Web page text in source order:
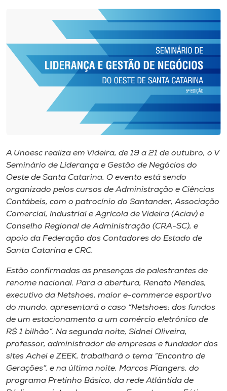
Biblioteca
Museu
Unoesc
Store
Selecione
A Unoesc realiza em Videira​,​ de 19 a 21 de outubro​,​ o V
Seminário de Liderança e Gestão de ​Negócios do
Oeste de Santa Catarina. O evento est​á​ sendo
organizado pelos cursos de Administração e Ciências
Contábeis​,​ com o patrocínio do Santander, Associação
Comercial, Industrial e Agrícola de Videira (Aciav) e
Conselho Regional de Administração (CRA-SC), e
apoio da Federação dos ​C​ontadores do ​E​stado de
Santa Catarina e CRC.
Estão confirmadas as presenças de palestrantes de
renome nacional. Para a abertura, Renato Mendes​,​
executivo da Netshoes, maior e-commerce esportivo
do mundo​,​ apresentará o ​caso “Netshoes: dos fundos
de um estacionamento a um comércio eletrônico de
R$ 1 bilhão”. Na segunda noite​,​ Sidnei Oliveira,
professor, administrador de empresas e fundador dos
sites Achei e ZEEK, trabalhar​á​ o ​tema “​Encontro de
Gerações”​,​ e na última noite​,​ Marcos Piangers​, ​do
programa Pretinho Básico​,​ da rede Atlântida de